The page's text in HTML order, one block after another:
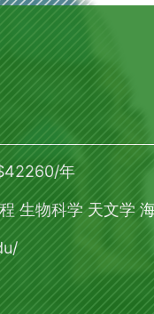
年
生物科学 天文学